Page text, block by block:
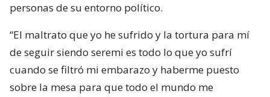
personas de su entorno político.
“El maltrato que yo he sufrido y la tortura para mí
de seguir siendo seremi es todo lo que yo sufrí
cuando se filtró mi embarazo y haberme puesto
sobre la mesa para que todo el mundo me